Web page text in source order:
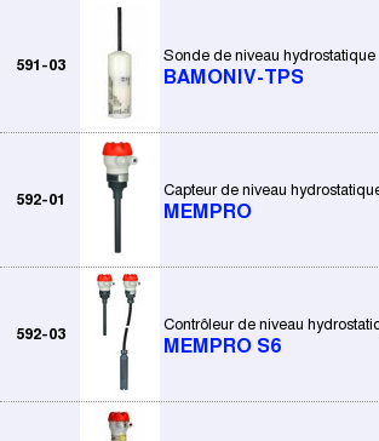
591-03
Sonde de niveau hydrostatique
BAMONIV-TPS
592-01
Capteur de niveau
MEMPRO
592-03
Contrôleur de niveau
MEMPRO S6